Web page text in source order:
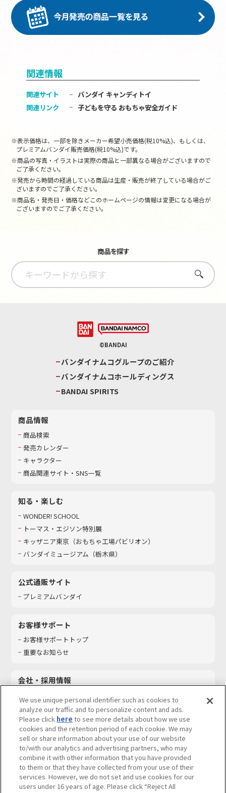
関連情報
関連サイト
バンダイ キャンディトイ
関連リンク
子どもを守る おもちゃ安全ガイド
※表示価格は、一部を除きメーカー希望小売価格(税10%込)、もしくは、
プレミアムバンダイ販売価格(税10%込)です。
※商品の写真・イラストは実際の商品と一部異なる場合がございますので
ご了承ください。
※発売から時間の経過している商品は生産・販売が終了している場合がご
ざいますのでご了承ください。
※商品名・発売日・価格などこのホームページの情報は変更になる場合が
ございますのでご了承ください。
商品を探す
さがす
©BANDAI
バンダイナムコグループのご紹介
バンダイナムコホールディングス
BANDAI SPIRITS
商品情報
商品検索
発売カレンダー
キャラクター
商品関連サイト・SNS一覧
知る・楽しむ
WONDER! SCHOOL
トーマス・エジソン特別展
キッザニア東京（おもちゃ工場パビリオン）​
バンダイミュージアム（栃木県）
公式通販サイト
プレミアムバンダイ
お客様サポート
お客様サポートトップ
重要なお知らせ
会社・採用情報
採用情報
サステナビリティ
お問い合わせ
ウェブサイトご利用条件 ソーシャルメディアポリシー
We use unique personal identifier such as cookies to
analyze our traffic and to personalize content and ads.
Please click here to see more details about how we use
cookies and the retention period of each cookie. We may
sell or share information about your use of our website
to/with our analytics and advertising partners, who may
combine it with other information that you have provided
to them or that they have collected from your use of their
services. However, we do not set and use cookies for our
users under 16 years of age. Please click “Reject All